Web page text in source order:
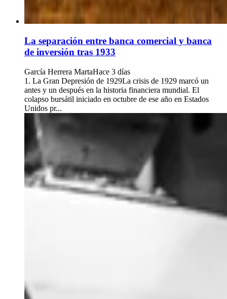
La separación entre banca comercial y banca
de inversión tras 1933
García Herrera MartaHace 3 días
1. La Gran Depresión de 1929La crisis de 1929 marcó un
antes y un después en la historia financiera mundial. El
colapso bursátil iniciado en octubre de ese año en Estados
Unidos pr...